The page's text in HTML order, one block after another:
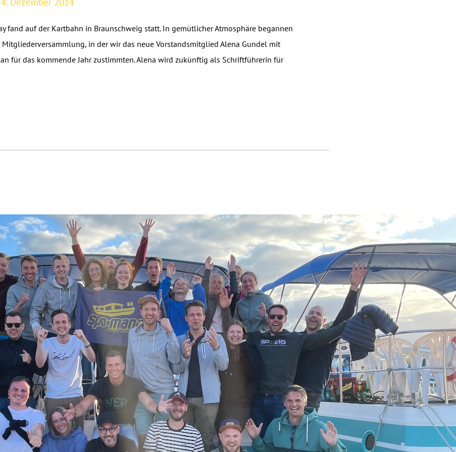
fand auf der Kartbahn in Braunschweig statt. In gemütlicher Atmosphäre begannen
in der wir das neue Vorstandsmitglied Alena Gundel mit
für das kommende Jahr zustimmten. Alena wird zukünftig als Schriftführerin für